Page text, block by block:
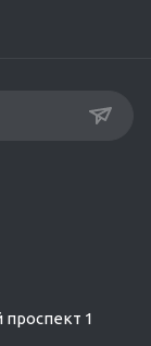
проспект 1